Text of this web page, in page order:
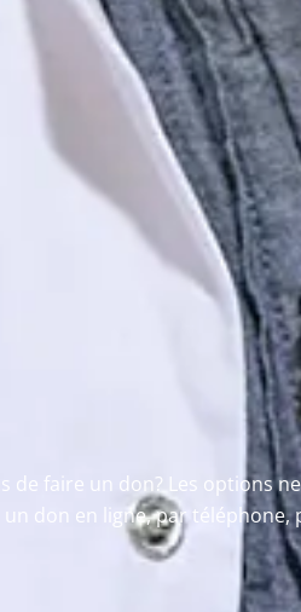
faire un don? Les options
don en ligne, par